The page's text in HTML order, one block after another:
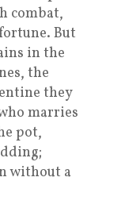
combat,
But
in the
the
they
marries
pot,
without a